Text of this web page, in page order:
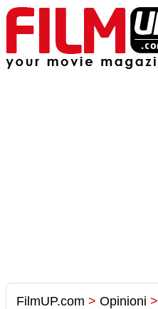
FilmUP.com > Opinioni >